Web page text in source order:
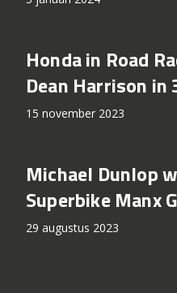
3 januari 2024
Honda in Road
Dean Harrison in
Michael Dunlop
Superbike Manx
29 augustus 2023